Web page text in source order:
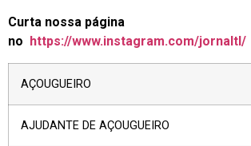
Curta nossa página
no
https://www.instagram.com/jornaltl/
AÇOUGUEIRO
AJUDANTE DE AÇOUGUEIRO